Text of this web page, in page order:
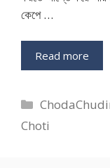
কেপে …
Read more
Categories
Choti